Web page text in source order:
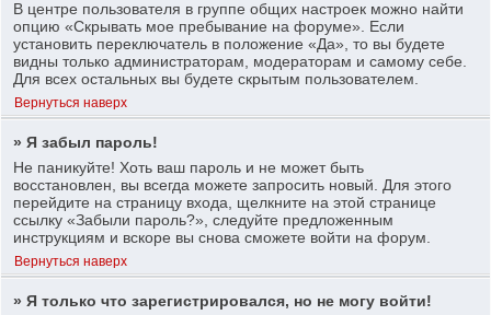
В центре пользователя в группе общих настроек можно найти
опцию «Скрывать мое пребывание на форуме». Если
установить переключатель в положение «Да», то вы будете
видны только администраторам, модераторам и самому себе.
Для всех остальных вы будете скрытым пользователем.
Вернуться наверх
» Я забыл пароль!
Не паникуйте! Хоть ваш пароль и не может быть
восстановлен, вы всегда можете запросить новый. Для этого
перейдите на страницу входа, щелкните на этой странице
ссылку «Забыли пароль?», следуйте предложенным
инструкциям и вскоре вы снова сможете войти на форум.
Вернуться наверх
» Я только что зарегистрировался, но не могу войти!